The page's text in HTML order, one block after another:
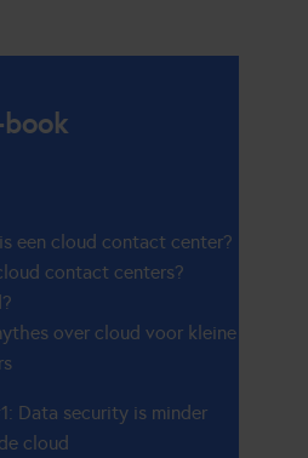
een cloud contact center?
contact centers?
over cloud voor kleine
Data security is minder
cloud